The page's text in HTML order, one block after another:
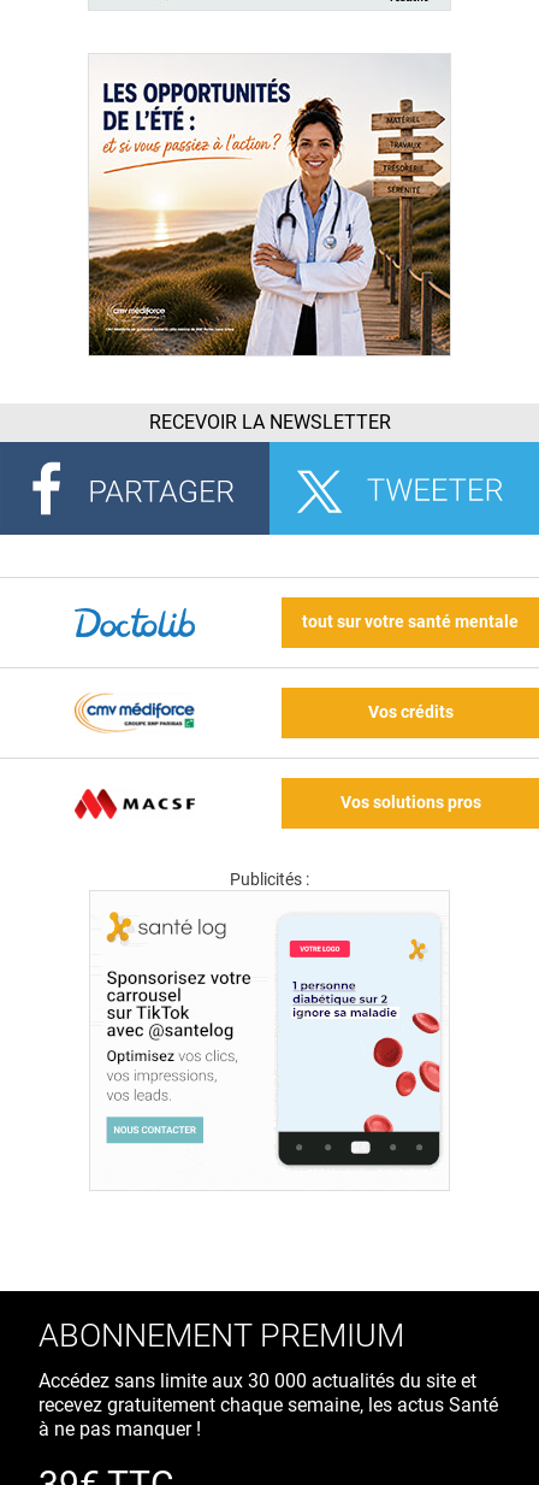
RECEVOIR LA NEWSLETTER
tout sur votre santé mentale
Vos crédits
Vos solutions pros
Publicités :
ABONNEMENT PREMIUM
Accédez sans limite aux 30 000 actualités du site et
recevez gratuitement chaque semaine, les actus Santé
à ne pas manquer !